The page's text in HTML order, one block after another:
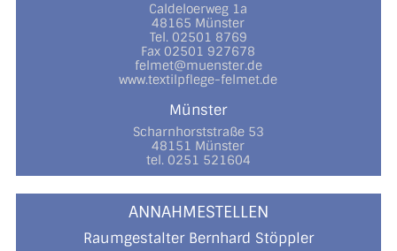
Caldeloerweg 1a
48165 Münster
Tel. 02501 8769
Fax 02501 927678
felmet@muenster.de
www.textilpflege-felmet.de
Münster
Scharnhorststraße 53
48151 Münster
tel. 0251 521604
ANNAHMESTELLEN
Raumgestalter Bernhard Stöppler